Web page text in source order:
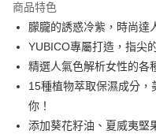
Apple Pay
街口支付
悠遊付
運送方式
商品特色
朦朧的誘惑冷紫，時尚達
YUBICO專屬打造，指尖
精選人氣色解析女性的各
15種植物萃取保濕成分，
你！
添加葵花籽油、夏威夷堅